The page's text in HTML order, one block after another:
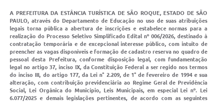
Lista Telefônica
A Nossa Cidade
Agenda de Eventos
Audiência Pública
Conselhos Municipais
A PREFEITURA DA ESTÂNCIA TURÍSTICA DE SÃO ROQUE, ESTADO DE SÃO
PAULO, através do Departamento de Educação no uso de suas atribuições
legais torna pública a abertura de inscrições e estabelece normas para a
realização do Processo Seletivo Simplificado Edital nº 006/2026, destinado à
contratação temporária e de excepcional interesse público, com intuito de
preencher as vagas disponíveis e formação de cadastro reserva no quadro de
pessoal desta Prefeitura, conforme disposição legal, com fundamentação
legal no artigo 37, inciso IX, da Constituição Federal a ser regido nos termos
do inciso III, do artigo 177, da Lei n° 2.209, de 1° de fevereiro de 1994 e sua
alteração, com contribuição previdenciária ao Regime Geral de Previdência
Social, Lei Orgânica do Município, Leis Municipais, em especial Lei nº. Lei
6.077/2025 e demais legislações pertinentes, de acordo com as seguintes